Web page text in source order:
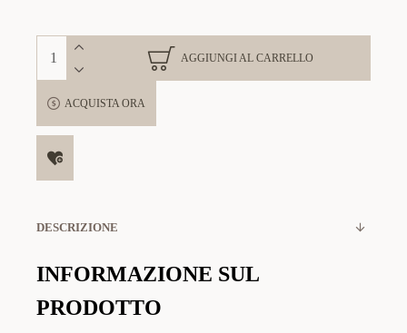
AGGIUNGI AL CARRELLO
ACQUISTA ORA
DESCRIZIONE
INFORMAZIONE SUL
PRODOTTO